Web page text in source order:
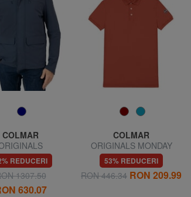
COLMAR
Sacou
REDUCERI
1307.50
630.07
COLMAR
ORIGINALS MONDAY
Tricou polo cu mânecă
scurtă
53% REDUCERI
RON 446.34 RON 209.99